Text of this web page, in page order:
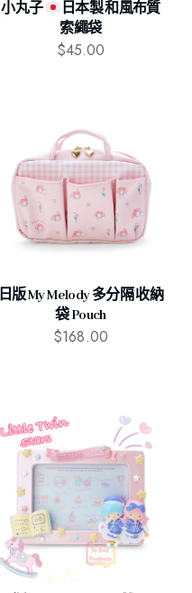
小丸子
日本製 和風布質
索繩袋
$45.00
日版 My Melody 多分隔 收納
袋 Pouch
$168.00